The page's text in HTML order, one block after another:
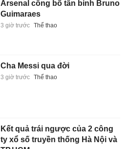
Arsenal công bố tân binh Bruno
Guimaraes
3 giờ trước Thể thao
Cha Messi qua đời
3 giờ trước Thể thao
Kết quả trái ngược của 2 công
ty xổ số truyền thống Hà Nội và